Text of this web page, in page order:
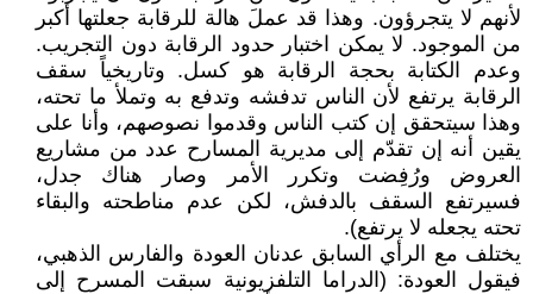
لأنهم لا يتجرؤون. وهذا قد عملَ هالة للرقابة جعلتها أكبر
من الموجود. لا يمكن اختبار حدود الرقابة دون التجريب.
وعدم الكتابة بحجة الرقابة هو كسل. وتاريخياً سقف
الرقابة يرتفع لأن الناس تدفشه وتدفع به وتملأ ما تحته،
وهذا سيتحقق إن كتب الناس وقدموا نصوصهم، وأنا على
يقين أنه إن تقدّم إلى مديرية المسارح عدد من مشاريع
العروض ورُفِضت وتكرر الأمر وصار هناك جدل،
فسيرتفع السقف بالدفش، لكن عدم مناطحته والبقاء
تحته يجعله لا يرتفع).
يختلف مع الرأي السابق عدنان العودة والفارس الذهبي،
فيقول العودة: (الدراما التلفزيونية سبقت المسرح إلى